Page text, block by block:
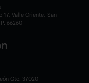
17, Valle Oriente, San
66260
Gto. 37020